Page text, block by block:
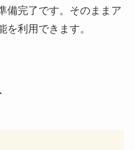
備完了です。そのままア
を利用できます。